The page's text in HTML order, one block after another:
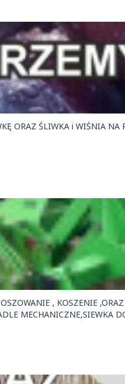
, KOSZENIE
MECHANICZNE,SIEWKA